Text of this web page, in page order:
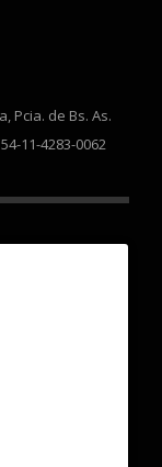
Pcia. de Bs. As.
11-4283-0062